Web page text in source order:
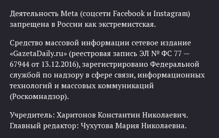
Деятельность Meta (соцсети Facebook и Instagram)
запрещена в России как экстремистская.
Средство массовой информации сетевое издание
«GazetaDaily.ru» (реестровая запись ЭЛ № ФС 77 —
67944 от 13.12.2016), зарегистрировано Федеральной
службой по надзору в сфере связи, информационных
технологий и массовых коммуникаций
(Роскомнадзор).
Учредитель: Харитонов Константин Николаевич.
Главный редактор: Чухутова Мария Николаевна.